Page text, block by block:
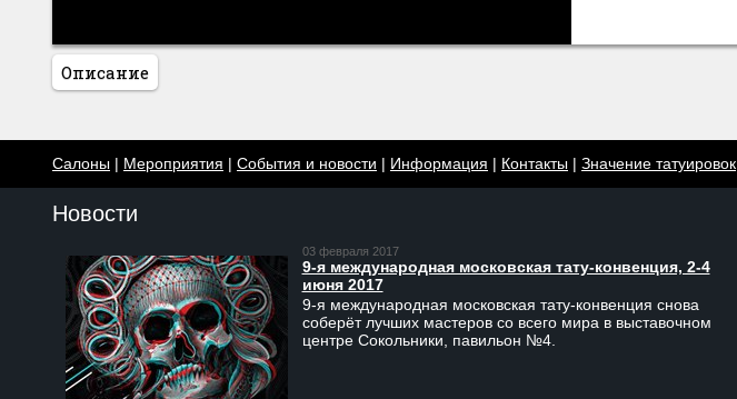
Описание
Салоны | Мероприятия | События и новости | Информация | Контакты | Значение татуировок
Новости
03 февраля 2017
9-я международная московская тату-конвенция, 2-4
июня 2017
9-я международная московская тату-конвенция снова
соберёт лучших мастеров со всего мира в выставочном
центре Сокольники, павильон №4.